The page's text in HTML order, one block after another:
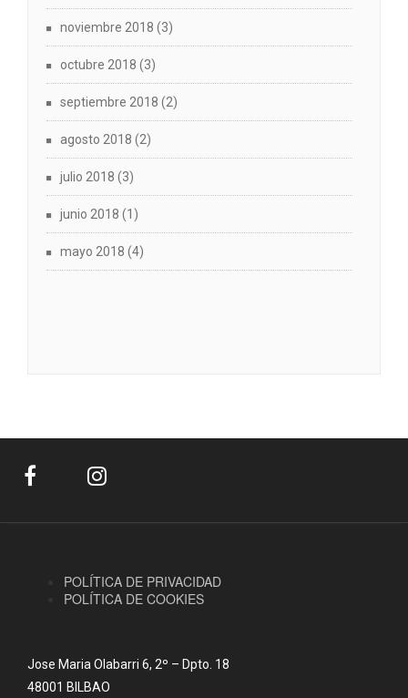
noviembre 2018 (3)
octubre 2018 (3)
septiembre 2018 (2)
agosto 2018 (2)
julio 2018 (3)
junio 2018 (1)
mayo 2018 (4)
POLÍTICA DE PRIVACIDAD
POLÍTICA DE COOKIES
Jose Maria Olabarri 6, 2º – Dpto. 18
48001 BILBAO